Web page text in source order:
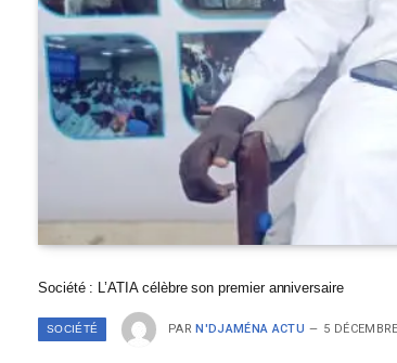
Société : L’ATIA célèbre son premier anniversaire
SOCIÉTÉ PAR N'DJAMÉNA ACTU 5